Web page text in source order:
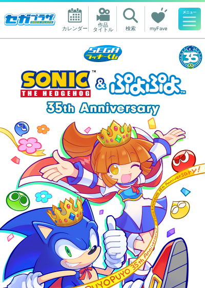
カレンダー
作品
タイトル
検索 myFave
人気ワード